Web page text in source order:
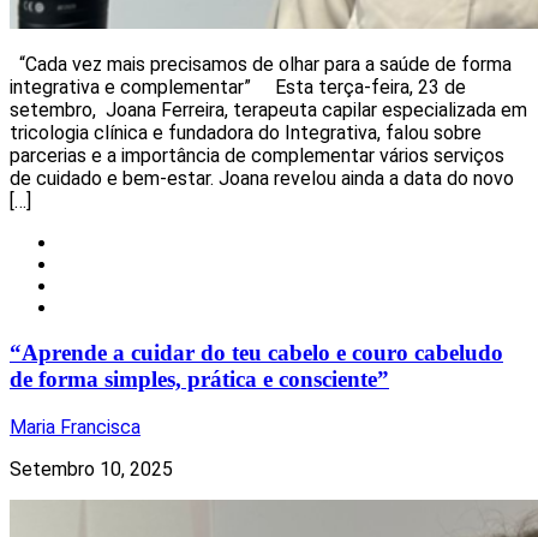
“Cada vez mais precisamos de olhar para a saúde de forma
integrativa e complementar” Esta terça-feira, 23 de
setembro, Joana Ferreira, terapeuta capilar especializada em
tricologia clínica e fundadora do Integrativa, falou sobre
parcerias e a importância de complementar vários serviços
de cuidado e bem-estar. Joana revelou ainda a data do novo
[…]
“Aprende a cuidar do teu cabelo e couro cabeludo
de forma simples, prática e consciente”
Maria Francisca
Setembro 10, 2025